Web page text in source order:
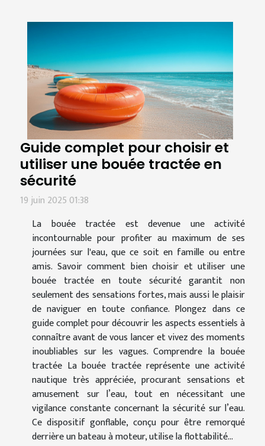
Guide complet pour choisir et
utiliser une bouée tractée en
sécurité
19 juin 2025 01:38
La bouée tractée est devenue une activité
incontournable pour profiter au maximum de ses
journées sur l'eau, que ce soit en famille ou entre
amis. Savoir comment bien choisir et utiliser une
bouée tractée en toute sécurité garantit non
seulement des sensations fortes, mais aussi le plaisir
de naviguer en toute confiance. Plongez dans ce
guide complet pour découvrir les aspects essentiels à
connaître avant de vous lancer et vivez des moments
inoubliables sur les vagues. Comprendre la bouée
tractée La bouée tractée représente une activité
nautique très appréciée, procurant sensations et
amusement sur l’eau, tout en nécessitant une
vigilance constante concernant la sécurité sur l’eau.
Ce dispositif gonflable, conçu pour être remorqué
derrière un bateau à moteur, utilise la flottabilité...